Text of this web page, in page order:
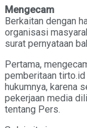
Mengecam
Berkaitan dengan
organisasi
surat pernyataan
Pertama,
pemberitaan
hukumnya, karena
pekerjaan media
tentang Pers.